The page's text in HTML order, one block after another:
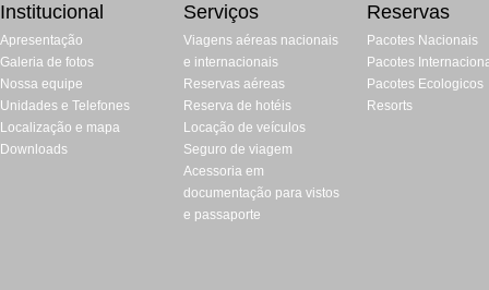
Institucional
Apresentação
Galeria de fotos
Nossa equipe
Unidades e Telefones
Localização e mapa
Downloads
Serviços
Viagens aéreas nacionais
e internacionais
Reservas aéreas
Reserva de hotéis
Locação de veículos
Seguro de viagem
Acessoria em
documentação para vistos
e passaporte
Reservas
Pacotes Nacionais
Pacotes
Pacotes Ecologicos
Resorts